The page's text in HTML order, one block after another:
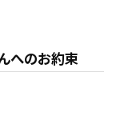
へのお約束